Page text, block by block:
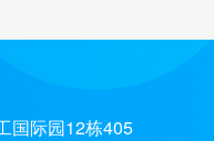
国际园12栋405